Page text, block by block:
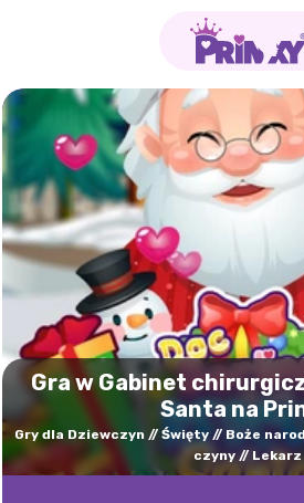
Gra w Gabinet
Santa na
Gry dla Dziewczyn Święty Boże
czyny
Lekarz